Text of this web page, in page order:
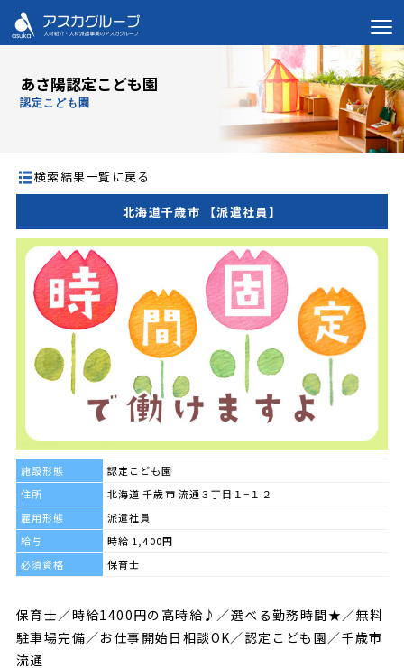
あさ陽認定こども園
認定こども園
検索結果一覧に戻る
北海道千歳市 【派遣社員】
施設形態
認定こども園
住所
北海道 千歳市 流通３丁目１−１２
雇用形態
派遣社員
給与
時給 1,400円
必須資格
保育士
保育士／時給1400円の高時給♪／選べる勤務時間★／無料
駐車場完備／お仕事開始日相談OK／認定こども園／千歳市
流通